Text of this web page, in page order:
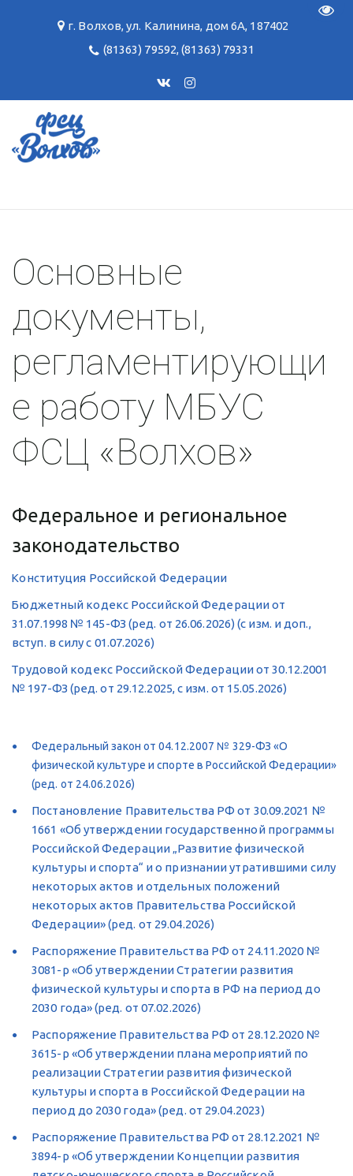
г. Волхов,ул. Калинина, дом 6А, 187402
(81363) 79592,(81363) 79331
Основные
документы,
регламентирующи
е работу МБУС
ФСЦ «Волхов»
Федеральное и региональное
законодательство
Конституция Российской Федерации
Бюджетный кодекс Российской Федерации от
31.07.1998 № 145-ФЗ (ред. от 26.06.2026) (с изм. и доп.,
вступ. в силу с 01.07.2026)
Трудовой кодекс Российской Федерации от 30.12.2001
№ 197-ФЗ (ред. от 29.12.2025, с изм. от 15.05.2026)
Федеральный закон от 04.12.2007 № 329-ФЗ «О
физической культуре и спорте в Российской Федерации»
(ред. от 24.06.2026)
Постановление Правительства РФ от 30.09.2021 №
1661 «Об утверждении государственной программы
Российской Федерации „Развитие физической
культуры и спорта“ и о признании утратившими силу
некоторых актов и отдельных положений
некоторых актов Правительства Российской
Федерации» (ред. от 29.04.2026)
Распоряжение Правительства РФ от 24.11.2020 №
3081-р «Об утверждении Стратегии развития
физической культуры и спорта в РФ на период до
2030 года» (ред. от 07.02.2026)
Распоряжение Правительства РФ от 28.12.2020 №
3615-р «Об утверждении плана мероприятий по
реализации Стратегии развития физической
культуры и спорта в Российской Федерации на
период до 2030 года» (ред. от 29.04.2023)
Распоряжение Правительства РФ от 28.12.2021 №
3894-р «Об утверждении Концепции развития